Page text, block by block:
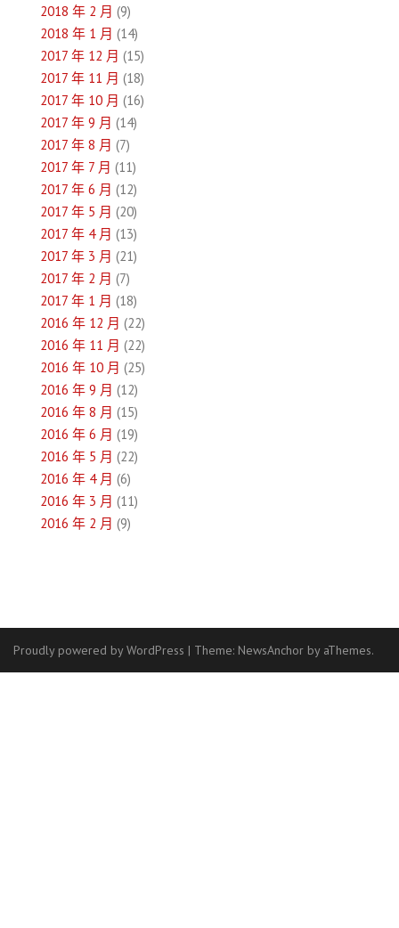
2018 年 2 月 (9)
2018 年 1 月 (14)
2017 年 12 月 (15)
2017 年 11 月 (18)
2017 年 10 月 (16)
2017 年 9 月 (14)
2017 年 8 月 (7)
2017 年 7 月 (11)
2017 年 6 月 (12)
2017 年 5 月 (20)
2017 年 4 月 (13)
2017 年 3 月 (21)
2017 年 2 月 (7)
2017 年 1 月 (18)
2016 年 12 月 (22)
2016 年 11 月 (22)
2016 年 10 月 (25)
2016 年 9 月 (12)
2016 年 8 月 (15)
2016 年 6 月 (19)
2016 年 5 月 (22)
2016 年 4 月 (6)
2016 年 3 月 (11)
2016 年 2 月 (9)
Proudly powered by WordPress | Theme: NewsAnchor by aThemes.